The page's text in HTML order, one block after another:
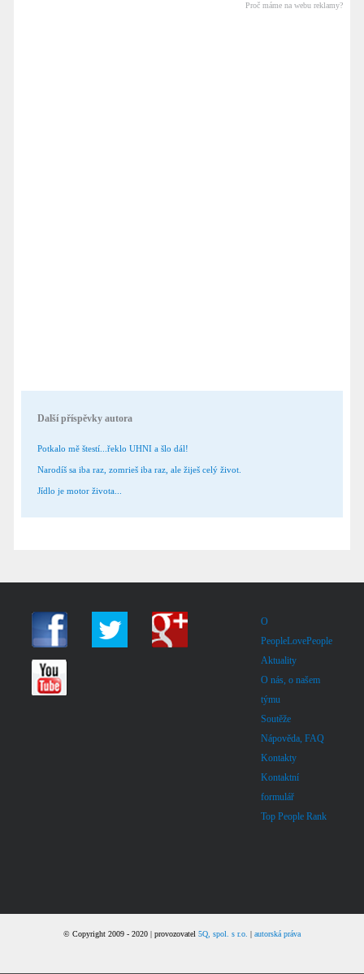
Proč máme na webu reklamy?
Další příspěvky autora
Potkalo mě štestí...řeklo UHNI a šlo dál!
Narodíš sa iba raz, zomrieš iba raz, ale žiješ celý život.
Jídlo je motor života...
O
PeopleLovePeople
Aktuality
O nás, o našem
týmu
Soutěže
Nápověda, FAQ
Kontakty
Kontaktní
formulář
Top People Rank
© Copyright 2009 - 2020 | provozovatel 5Q, spol. s r.o. autorská práva